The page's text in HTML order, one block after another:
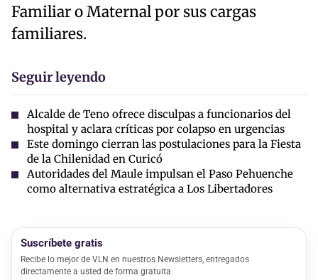
Familiar o Maternal por sus cargas
familiares.
Seguir leyendo
Alcalde de Teno ofrece disculpas a funcionarios del
hospital y aclara críticas por colapso en urgencias
Este domingo cierran las postulaciones para la Fiesta
de la Chilenidad en Curicó
Autoridades del Maule impulsan el Paso Pehuenche
como alternativa estratégica a Los Libertadores
Suscríbete gratis
Recibe lo mejor de VLN en nuestros Newsletters, entregados
directamente a usted de forma gratuita